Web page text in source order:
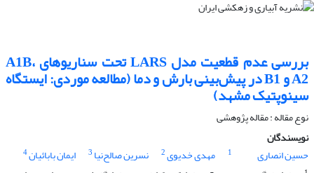
بررسی عدم قطعیت مدل LARS تحت سناریوهای A1B،
A2 و B1 در پیش‌بینی بارش و دما (مطالعه موردی: ایستگاه
سینوپتیک مشهد)
نوع مقاله : مقاله پژوهشی
نویسندگان
حسین انصاری
1 مهدی خدیوی2 نسرین صالح‌نیا 3 ایمان بابائیان4